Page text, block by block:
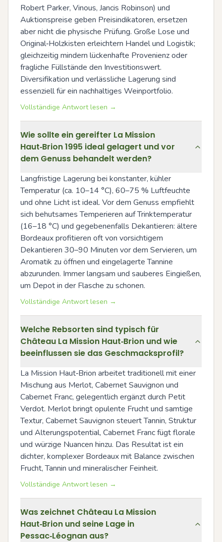
Robert Parker, Vinous, Jancis Robinson) und
Auktionspreise geben Preisindikatoren, ersetzen
aber nicht die physische Prüfung. Große Lose und
Original‑Holzkisten erleichtern Handel und Logistik;
gleichzeitig mindern lückenhafte Provenienz oder
fragliche Füllstände den Investitionswert.
Diversifikation und verlässliche Lagerung sind
essenziell für ein nachhaltiges Weinportfolio.
Vollständige Antwort lesen →
Wie sollte ein gereifter La Mission
Haut‑Brion 1995 ideal gelagert und vor
dem Genuss behandelt werden?
Langfristige Lagerung bei konstanter, kühler
Temperatur (ca. 10–14 °C), 60–75 % Luftfeuchte
und ohne Licht ist ideal. Vor dem Genuss empfiehlt
sich behutsames Temperieren auf Trinktemperatur
(16–18 °C) und gegebenenfalls Dekantieren: ältere
Bordeaux profitieren oft von vorsichtigem
Dekantieren 30–90 Minuten vor dem Servieren, um
Aromatik zu öffnen und eingelagerte Tannine
abzurunden. Immer langsam und sauberes Eingießen,
um Depot in der Flasche zu schonen.
Vollständige Antwort lesen →
Welche Rebsorten sind typisch für
Château La Mission Haut‑Brion und wie
beeinflussen sie das Geschmacksprofil?
La Mission Haut‑Brion arbeitet traditionell mit einer
Mischung aus Merlot, Cabernet Sauvignon und
Cabernet Franc, gelegentlich ergänzt durch Petit
Verdot. Merlot bringt opulente Frucht und samtige
Textur, Cabernet Sauvignon steuert Tannin, Struktur
und Alterungspotential, Cabernet Franc fügt florale
und würzige Nuancen hinzu. Das Resultat ist ein
dichter, komplexer Bordeaux mit Balance zwischen
Frucht, Tannin und mineralischer Feinheit.
Vollständige Antwort lesen →
Was zeichnet Château La Mission
Haut‑Brion und seine Lage in
Pessac‑Léognan aus?